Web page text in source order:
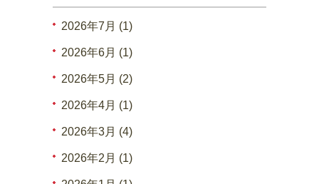
2026年7月 (1)
2026年6月 (1)
2026年5月 (2)
2026年4月 (1)
2026年3月 (4)
2026年2月 (1)